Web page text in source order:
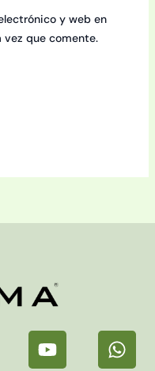
y web en
vez que comente.
Y
o
W
h